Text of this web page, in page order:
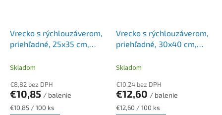
Vrecko s rýchlouzáverom,
priehľadné, 25x35 cm,
Skladom
€8,82 bez DPH
€10,85 / balenie
Jednotková
€10,85 / 100 ks
Vrecko s rýchlouzáverom,
priehľadné, 30x40 cm,
Skladom
€10,24 bez DPH
€12,60 / balenie
Jednotková
€12,60 / 100 ks